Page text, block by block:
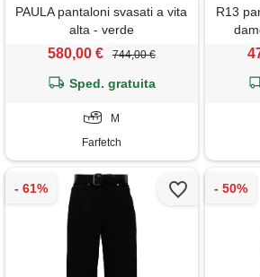
PAULA pantaloni svasati a vita
alta - verde
580,00 € 744,00 €
Sped. gratuita
M
Farfetch
R13